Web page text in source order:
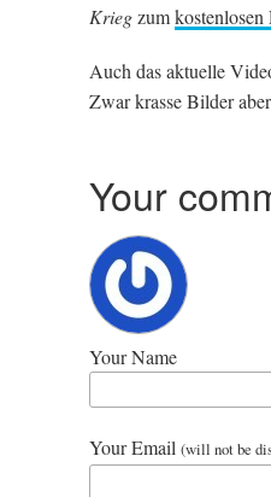
Kriegzum
Auch das aktuelle
Zwar krasse Bilder
Your
Your Name
Your Email (will not be